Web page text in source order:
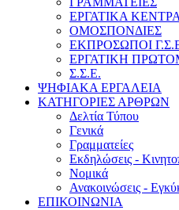
ΕΡΓΑΤΙΚΑ ΚΕΝΤΡΑ
ΟΜΟΣΠΟΝΔΙΕΣ
ΕΚΠΡΟΣΩΠΟΙ
ΕΡΓΑΤΙΚΗ
Σ.Σ.Ε.
ΨΗΦΙΑΚΑ ΕΡΓΑΛΕΙΑ
ΚΑΤΗΓΟΡΙΕΣ ΑΡΘΡΩΝ
Δελτία Τύπου
Γενικά
Γραμματείες
Εκδηλώσεις -
Νομικά
Ανακοινώσεις -
ΕΠΙΚΟΙΝΩΝΙΑ